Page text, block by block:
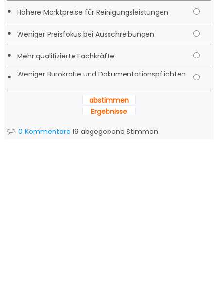
• Höhere Marktpreise für Reinigungsleistungen
• Weniger Preisfokus bei Ausschreibungen
• Mehr qualifizierte Fachkräfte
• Weniger Bürokratie und Dokumentationspflichten
abstimmen
Ergebnisse
0 Kommentare 19 abgegebene Stimmen